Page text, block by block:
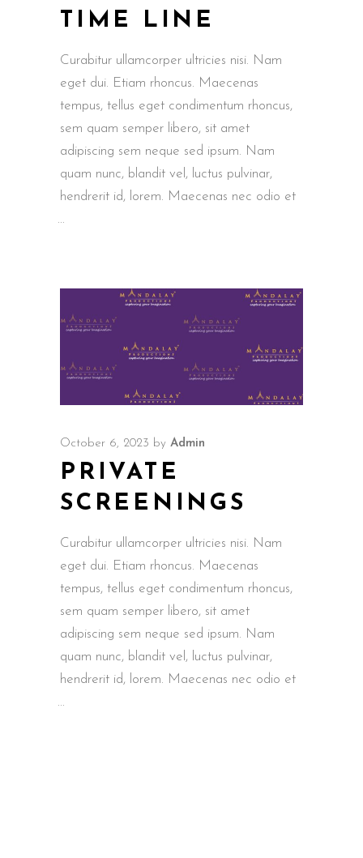
TIME LINE
Curabitur ullamcorper ultricies nisi. Nam
eget dui. Etiam rhoncus. Maecenas
tempus, tellus eget condimentum rhoncus,
sem quam semper libero, sit amet
adipiscing sem neque sed ipsum. Nam
quam nunc, blandit vel, luctus pulvinar,
hendrerit id, lorem. Maecenas nec odio et
October 6, 2023 by Admin
PRIVATE
SCREENINGS
Curabitur ullamcorper ultricies nisi. Nam
eget dui. Etiam rhoncus. Maecenas
tempus, tellus eget condimentum rhoncus,
sem quam semper libero, sit amet
adipiscing sem neque sed ipsum. Nam
quam nunc, blandit vel, luctus pulvinar,
hendrerit id, lorem. Maecenas nec odio et